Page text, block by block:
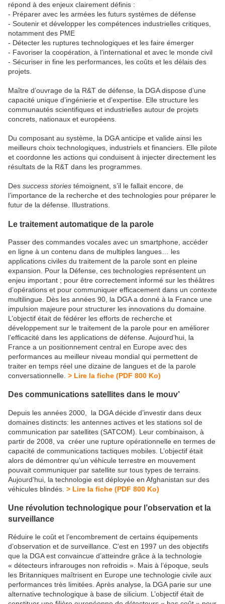
répond à des enjeux clairement définis :
- Préparer avec les armées les futurs systèmes de défense
- Soutenir et développer les compétences industrielles critiques,
notamment des PME
- Détecter les ruptures technologiques et les faire émerger
- Favoriser la coopération, à l’international et avec le monde civil
- Sécuriser in fine les performances, les coûts et les délais des
projets.
Maître d’ouvrage de la R&T de défense, la DGA dispose d’une
capacité unique d’ingénierie et d’expertise. Elle structure les
communautés scientifiques et industrielles autour de projets
concrets, nationaux et européens.
Du composant au système, la DGA anticipe et valide ainsi les
meilleurs choix technologiques, industriels et financiers. Elle pilote
et coordonne les actions qui conduisent à injecter directement les
résultats de la R&T dans les programmes.
Des success stories témoignent, s’il le fallait encore, de
l’importance de la recherche et des technologies pour préparer le
futur de la défense. Illustrations.
Le traitement automatique de la parole
Passer des commandes vocales avec un smartphone, accéder
en ligne à un contenu dans de multiples langues… les
applications civiles du traitement de la parole sont en pleine
expansion. Pour la Défense, ces technologies représentent un
enjeu important ; pour être correctement informé sur les théâtres
d’opérations et pour communiquer efficacement dans un contexte
multilingue. Dès les années 90, la DGA a donné à la France une
impulsion majeure pour structurer les innovations du domaine.
L’objectif était de fédérer les efforts de recherche et
développement sur le traitement de la parole pour en améliorer
l’efficacité dans les applications de défense. Aujourd’hui, la
France a un positionnement central en Europe avec des
performances au meilleur niveau mondial qui permettent de
traiter en temps réel une dizaine de langues et de la parole
conversationnelle. > Lire la fiche (PDF 800 Ko)
Des communications satellites dans le mouv’
Depuis les années 2000, la DGA décide d’investir dans deux
domaines distincts: les antennes actives et les stations sol de
communication par satellites (SATCOM). Leur combinaison, à
partir de 2008, va créer une rupture opérationnelle en termes de
capacité de communications tactiques mobiles. L’objectif était
alors de démontrer qu’un véhicule terrestre en mouvement
pouvait communiquer par satellite sur tous types de terrains.
Aujourd’hui, la technologie est déployée en Afghanistan sur des
véhicules blindés. > Lire la fiche (PDF 800 Ko)
Une révolution technologique pour l’observation et la
surveillance
Réduire le coût et l’encombrement de certains équipements
d’observation et de surveillance. C’est en 1997 un des objectifs
que la DGA est convaincue d’atteindre grâce à la technologie
« détecteurs infrarouges non refroidis ». Mais à l’époque, seuls
les Britanniques maîtrisent en Europe une technologie civile aux
performances très limitées. Après analyse, la DGA parie sur une
alternative technologique à base de silicium. L’objectif était de